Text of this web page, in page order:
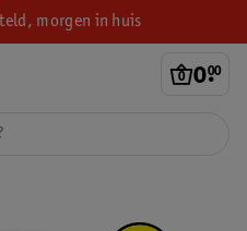
morgen in huis
0.
00